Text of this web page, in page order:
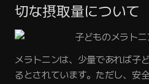
切な摂取量について
メラトニンは、少量であれば子
るとされています。ただし、安